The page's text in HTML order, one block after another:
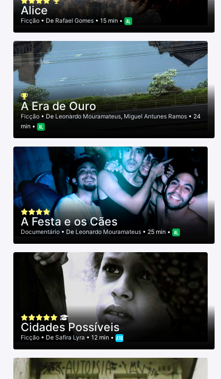
Alice
Ficção • De Rafael Gomes • 15 min •
A Era de Ouro
Ficção • De Leonardo Mouramateus, Miguel Antunes Ramos • 24
min •
A Festa e os Cães
Documentário • De Leonardo Mouramateus • 25 min •
Cidades Possíveis
Ficção • De Safira Lyra • 12 min •